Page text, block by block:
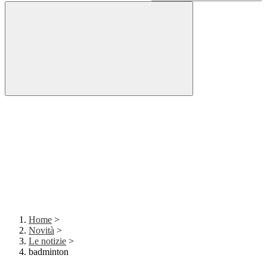
Home >
Novità >
Le notizie >
badminton